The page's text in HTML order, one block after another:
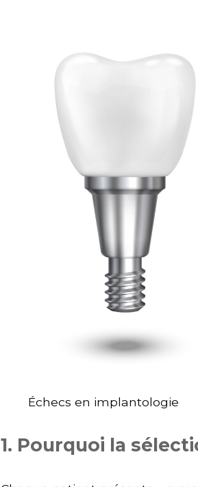
Échecs en implantologie
1. Pourquoi la